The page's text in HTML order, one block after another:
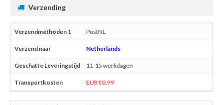
Verzending
PostNL
Netherlands
11-15 werkdagen
EUR €0.99